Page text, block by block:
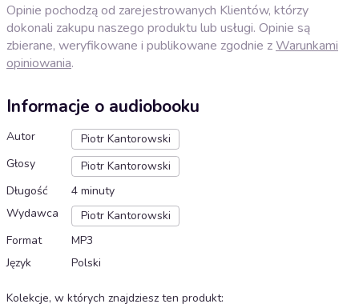
Opinie pochodzą od zarejestrowanych Klientów, którzy
dokonali zakupu naszego produktu lub usługi. Opinie są
zbierane, weryfikowane i publikowane zgodnie zWarunkami
opiniowania.
Informacje o audiobooku
Autor
Piotr Kantorowski
Głosy
Piotr Kantorowski
Długość
4 minuty
Wydawca
Piotr Kantorowski
Format
MP3
Język
Polski
Kolekcje, w których znajdziesz ten produkt: